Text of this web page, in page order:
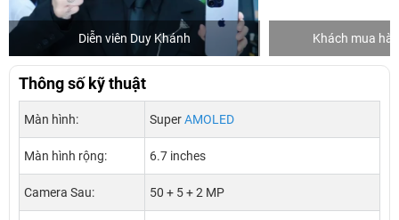
Diễn viên Duy Khánh Khách mua
Thông số kỹ thuật
Màn hình: SuperAMOLED
Màn hình rộng: 6.7 inches
Camera Sau: 50 + 5 + 2 MP